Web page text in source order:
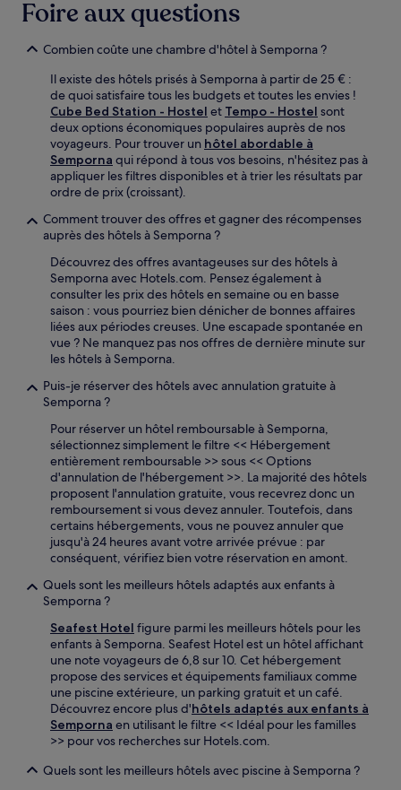
Foire aux questions
Combien coûte une chambre d'hôtel à Semporna ?
Il existe des hôtels prisés à Semporna à partir de 25 € :
de quoi satisfaire tous les budgets et toutes les envies !
Cube Bed Station - Hostel et Tempo - Hostel sont
deux options économiques populaires auprès de nos
voyageurs. Pour trouver un hôtel abordable à
Semporna qui répond à tous vos besoins, n'hésitez pas à
appliquer les filtres disponibles et à trier les résultats par
ordre de prix (croissant).
Comment trouver des offres et gagner des récompenses
auprès des hôtels à Semporna ?
Découvrez des offres avantageuses sur des hôtels à
Semporna avec Hotels.com. Pensez également à
consulter les prix des hôtels en semaine ou en basse
saison : vous pourriez bien dénicher de bonnes affaires
liées aux périodes creuses. Une escapade spontanée en
vue ? Ne manquez pas nos offres de dernière minute sur
les hôtels à Semporna.
Puis-je réserver des hôtels avec annulation gratuite à
Semporna ?
Pour réserver un hôtel remboursable à Semporna,
sélectionnez simplement le filtre << Hébergement
entièrement remboursable >> sous << Options
d'annulation de l'hébergement >>. La majorité des hôtels
proposent l'annulation gratuite, vous recevrez donc un
remboursement si vous devez annuler. Toutefois, dans
certains hébergements, vous ne pouvez annuler que
jusqu'à 24 heures avant votre arrivée prévue : par
conséquent, vérifiez bien votre réservation en amont.
Quels sont les meilleurs hôtels adaptés aux enfants à
Semporna ?
Seafest Hotel figure parmi les meilleurs hôtels pour les
enfants à Semporna. Seafest Hotel est un hôtel affichant
une note voyageurs de 6,8 sur 10. Cet hébergement
propose des services et équipements familiaux comme
une piscine extérieure, un parking gratuit et un café.
Découvrez encore plus d'hôtels adaptés aux enfants à
Semporna en utilisant le filtre << Idéal pour les familles
>> pour vos recherches sur Hotels.com.
Quels sont les meilleurs hôtels avec piscine à Semporna ?